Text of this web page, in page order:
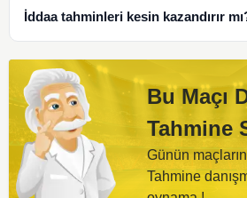
İddaa tahminleri kesin kazandırır
Bu Maçı
Tahmine
Günün
Tahmine